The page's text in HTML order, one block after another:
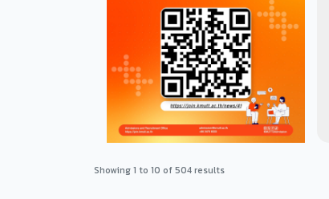
Showing1 to 10 of504results